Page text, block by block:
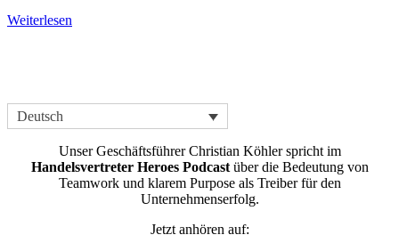
Weiterlesen
Deutsch
Unser Geschäftsführer Christian Köhler spricht im
Handelsvertreter Heroes Podcastüber die Bedeutung von
Teamwork und klarem Purpose als Treiber für den
Unternehmenserfolg.
Jetzt anhören auf: